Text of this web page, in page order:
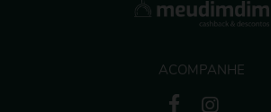
ACOMPANHE